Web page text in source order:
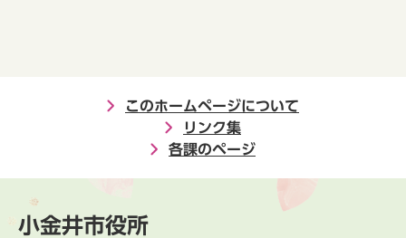
このホームページについて
リンク集
各課のページ
小金井市役所